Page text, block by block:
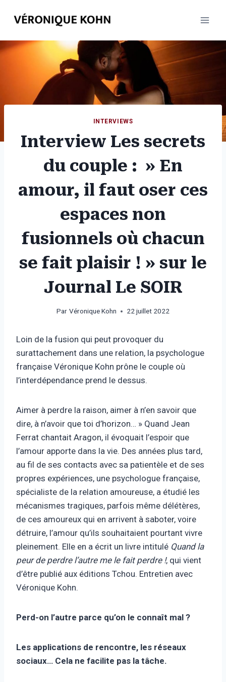
INTERVIEWS
Interview Les secrets
du couple : » En
amour, il faut oser ces
espaces non
fusionnels où chacun
se fait plaisir ! » sur le
Journal Le SOIR
Par Véronique Kohn 22 juillet 2022
Loin de la fusion qui peut provoquer du
surattachement dans une relation, la psychologue
française Véronique Kohn prône le couple où
l’interdépendance prend le dessus.
Aimer à perdre la raison, aimer à n’en savoir que
dire, à n’avoir que toi d’horizon… » Quand Jean
Ferrat chantait Aragon, il évoquait l’espoir que
l’amour apporte dans la vie. Des années plus tard,
au fil de ses contacts avec sa patientèle et de ses
propres expériences, une psychologue française,
spécialiste de la relation amoureuse, a étudié les
mécanismes tragiques, parfois même délétères,
de ces amoureux qui en arrivent à saboter, voire
détruire, l’amour qu’ils souhaitaient pourtant vivre
pleinement. Elle en a écrit un livre intitulé Quand la
peur de perdre l’autre me le fait perdre !, qui vient
d’être publié aux éditions Tchou. Entretien avec
Véronique Kohn.
Perd-on l’autre parce qu’on le connaît mal ?
Les applications de rencontre, les réseaux
sociaux… Cela ne facilite pas la tâche.